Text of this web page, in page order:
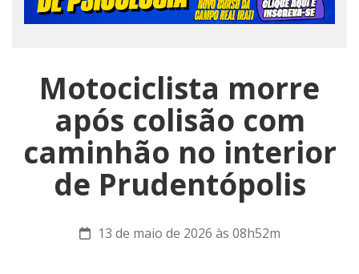
Motociclista morre
após colisão com
caminhão no interior
de Prudentópolis
13 de maio de 2026 às 08h52m